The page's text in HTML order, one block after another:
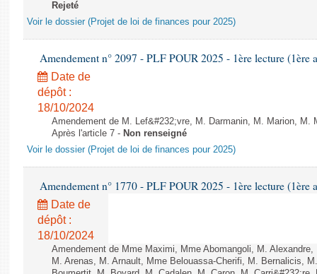
Rejeté
Voir le dossier (Projet de loi de finances pour 2025)
Amendement n° 2097 - PLF POUR 2025 - 1ère lecture (1ère
Date de
dépôt :
18/10/2024
Amendement de M. Lef&#232;vre, M. Darmanin, M. Marion, M.
Après l'article 7 - Non renseigné
Voir le dossier (Projet de loi de finances pour 2025)
Amendement n° 1770 - PLF POUR 2025 - 1ère lecture (1ère
Date de
dépôt :
18/10/2024
Amendement de Mme Maximi, Mme Abomangoli, M.
M. Arenas, M. Arnault, Mme Belouassa-Cherifi, M. Bernalicis,